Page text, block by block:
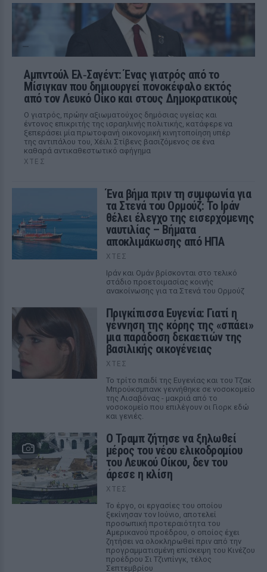
Αμπντούλ Ελ‑Σαγέντ: Ένας γιατρός από το
Μίσιγκαν που δημιουργεί πονοκέφαλο εκτός
από τον Λευκό Οίκο και στους Δημοκρατικούς
Ο γιατρός, πρώην αξιωματούχος δημόσιας υγείας και
έντονος επικριτής της ισραηλινής πολιτικής, κατάφερε να
ξεπεράσει μία πρωτοφανή οικονομική κινητοποίηση υπέρ
της αντιπάλου του, Χέιλι Στίβενς βασιζόμενος σε ένα
καθαρά αντικαθεστωτικό αφήγημα
ΧΤΕΣ
Ένα βήμα πριν τη συμφωνία για
τα Στενά του Ορμούζ: Το Ιράν
θέλει έλεγχο της εισερχόμενης
ναυτιλίας – Βήματα
αποκλιμάκωσης από ΗΠΑ
ΧΤΕΣ
Ιράν και Ομάν βρίσκονται στο τελικό
στάδιο προετοιμασίας κοινής
ανακοίνωσης για τα Στενά του Ορμούζ
Πριγκίπισσα Ευγενία: Γιατί η
γέννηση της κόρης της «σπάει»
μια παράδοση δεκαετιών της
βασιλικής οικογένειας
ΧΤΕΣ
Το τρίτο παιδί της Ευγενίας και του Τζακ
Μπρούκσμπανκ γεννήθηκε σε νοσοκομείο
της Λισαβόνας - μακριά από το
νοσοκομείο που επιλέγουν οι Γιορκ εδώ
και γενιές.
Ο Τραμπ ζήτησε να ξηλωθεί
μέρος του νέου ελικοδρομίου
του Λευκού Οίκου, δεν του
άρεσε η κλίση
ΧΤΕΣ
Το έργο, οι εργασίες του οποίου
ξεκίνησαν τον Ιούνιο, αποτελεί
προσωπική προτεραιότητα του
Αμερικανού προέδρου, ο οποίος έχει
ζητήσει να ολοκληρωθεί πριν από την
προγραμματισμένη επίσκεψη του Κινέζου
προέδρου Σι Τζινπίνγκ, τέλος
Σεπτεμβρίου